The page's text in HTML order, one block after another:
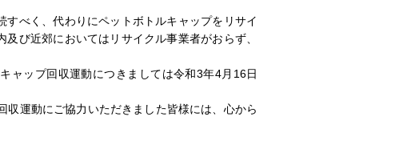
べく、代わりにペットボトルキャップをリサイ
び近郊においてはリサイクル事業者がおらず、
ャップ回収運動につきましては令和3年4月16日
運動にご協力いただきました皆様には、心から